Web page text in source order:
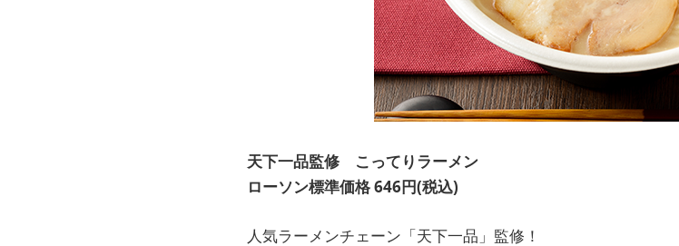
天下一品監修 こってりラーメン
ローソン標準価格 646円(税込)
人気ラーメンチェーン「天下一品」監修！